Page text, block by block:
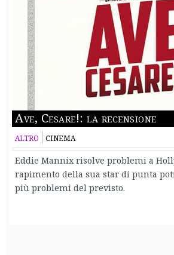
Ave, Cesare!: la recensione
ALTRO CINEMA
Eddie Mannix risolve problemi a
rapimento della sua star di punta
più problemi del previsto.